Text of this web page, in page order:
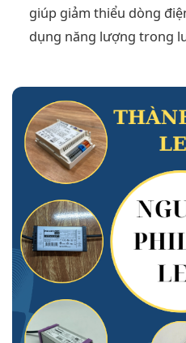
giúp giảm thiểu dòng
dụng năng lượng trong